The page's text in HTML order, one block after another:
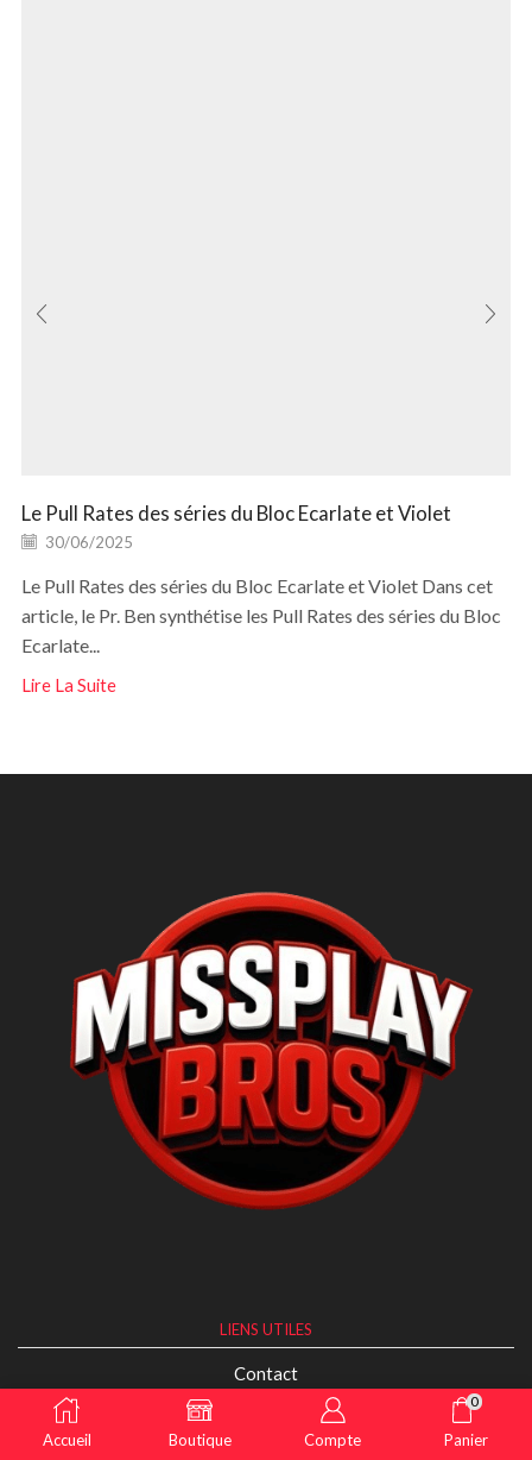
Le Pull Rates des séries du Bloc Ecarlate et Violet
30/06/2025
Le Pull Rates des séries du Bloc Ecarlate et Violet Dans cet
article, le Pr. Ben synthétise les Pull Rates des séries du Bloc
Ecarlate...
Lire La Suite
LIENS UTILES
Contact
Accueil Boutique Compte
0
Panier